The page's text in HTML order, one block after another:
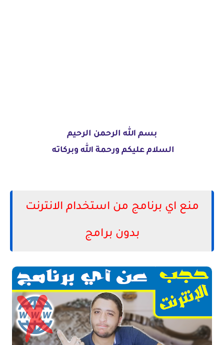
بسم الله الرحمن الرحيم
السلام عليكم ورحمة الله وبركاته
منع اي برنامج من استخدام الانترنت
بدون برامج